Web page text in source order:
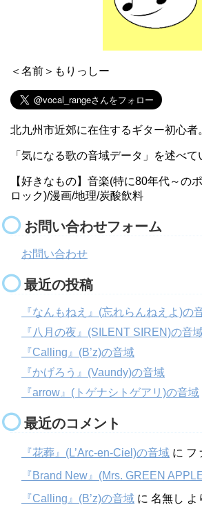
＜名前＞もりっしー
北九州市近郊に在住するギター初心者
「気になる歌の音域データ」を述べて
【好きなもの】音楽(特に80年代～の
ロック)/漫画/地理/炭酸飲料
お問い合わせフォーム
お問い合わせ
最近の投稿
『なんもねえ』(忘れらんねえよ)の
『八月の夜』(SILENT SIREN)の音
『Calling』(B’z)の音域
『かげろう』(Vaundy)の音域
『arrow』(トゲナシトゲアリ)の音域
最近のコメント
『花葬』(L’Arc-en-Ciel)の音域 に フ
『Brand New』(Mrs. GREEN
『Calling』(B’z)の音域 に 名無し よ